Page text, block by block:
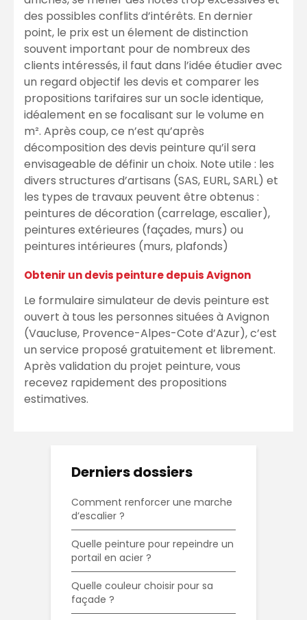
des possibles conflits d’intérêts. En dernier
point, le prix est un élement de distinction
souvent important pour de nombreux des
clients intéressés, il faut dans l’idée étudier avec
un regard objectif les devis et comparer les
propositions tarifaires sur un socle identique,
idéalement en se focalisant sur le volume en
m². Après coup, ce n’est qu’après
décomposition des devis peinture qu’il sera
envisageable de définir un choix. Note utile : les
divers structures d’artisans (SAS, EURL, SARL) et
les types de travaux peuvent être obtenus :
peintures de décoration (carrelage, escalier),
peintures extérieures (façades, murs) ou
peintures intérieures (murs, plafonds)
Obtenir un devis peinture depuis Avignon
Le formulaire simulateur de devis peinture est
ouvert à tous les personnes situées à Avignon
(Vaucluse, Provence-Alpes-Cote d’Azur), c’est
un service proposé gratuitement et librement.
Après validation du projet peinture, vous
recevez rapidement des propositions
estimatives.
Derniers dossiers
Comment renforcer une marche
d’escalier ?
Quelle peinture pour repeindre un
portail en acier ?
Quelle couleur choisir pour sa
façade ?